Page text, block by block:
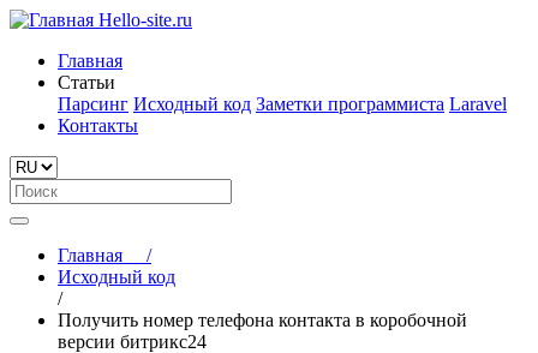
Hello-site.ru
Главная
Статьи
Парсинг Исходный код Заметки программиста Laravel
Контакты
Главная
/
Исходный код
/
Получить номер телефона контакта в коробочной
версии битрикс24